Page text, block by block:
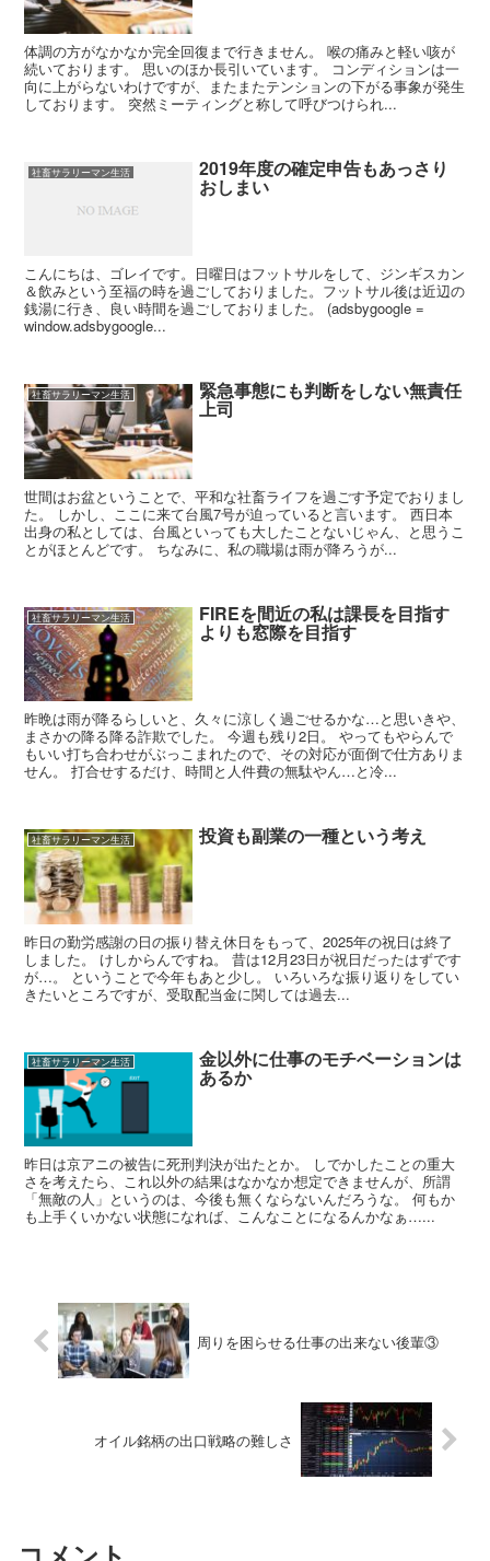
体調の方がなかなか完全回復まで行きません。 喉の痛みと軽い咳が
続いております。 思いのほか長引いています。 コンディションは一
向に上がらないわけですが、またまたテンションの下がる事象が発生
しております。 突然ミーティングと称して呼びつけられ...
社畜サラリーマン生活 2019年度の確定申告もあっさり
おしまい
こんにちは、ゴレイです。日曜日はフットサルをして、ジンギスカン
＆飲みという至福の時を過ごしておりました。フットサル後は近辺の
銭湯に行き、良い時間を過ごしておりました。 (adsbygoogle =
window.adsbygoogle...
社畜サラリーマン生活 緊急事態にも判断をしない無責任
上司
世間はお盆ということで、平和な社畜ライフを過ごす予定でおりまし
た。 しかし、ここに来て台風7号が迫っていると言います。 西日本
出身の私としては、台風といっても大したことないじゃん、と思うこ
とがほとんどです。 ちなみに、私の職場は雨が降ろうが...
社畜サラリーマン生活 FIREを間近の私は課長を目指す
よりも窓際を目指す
昨晩は雨が降るらしいと、久々に涼しく過ごせるかな…と思いきや、
まさかの降る降る詐欺でした。 今週も残り2日。 やってもやらんで
もいい打ち合わせがぶっこまれたので、その対応が面倒で仕方ありま
せん。 打合せするだけ、時間と人件費の無駄やん…と冷...
社畜サラリーマン生活 投資も副業の一種という考え
昨日の勤労感謝の日の振り替え休日をもって、2025年の祝日は終了
しました。 けしからんですね。 昔は12月23日が祝日だったはずです
が…。 ということで今年もあと少し。 いろいろな振り返りをしてい
きたいところですが、受取配当金に関しては過去...
社畜サラリーマン生活 金以外に仕事のモチベーションは
あるか
昨日は京アニの被告に死刑判決が出たとか。 しでかしたことの重大
さを考えたら、これ以外の結果はなかなか想定できませんが、所謂
「無敵の人」というのは、今後も無くならないんだろうな。 何もか
も上手くいかない状態になれば、こんなことになるんかなぁ…...
周りを困らせる仕事の出来ない後輩③
オイル銘柄の出口戦略の難しさ